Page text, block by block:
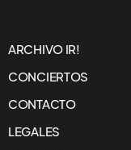
ARCHIVO IR!
CONCIERTOS
CONTACTO
LEGALES